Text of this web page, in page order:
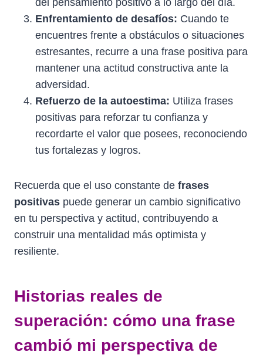
Enfrentamiento de desafíos: Cuando te
encuentres frente a obstáculos o situaciones
estresantes, recurre a una frase positiva para
mantener una actitud constructiva ante la
adversidad.
Refuerzo de la autoestima: Utiliza frases
positivas para reforzar tu confianza y
recordarte el valor que posees, reconociendo
tus fortalezas y logros.
Recuerda que el uso constante de frases
positivas puede generar un cambio significativo
en tu perspectiva y actitud, contribuyendo a
construir una mentalidad más optimista y
resiliente.
Historias reales de
superación: cómo una frase
cambió mi perspectiva de